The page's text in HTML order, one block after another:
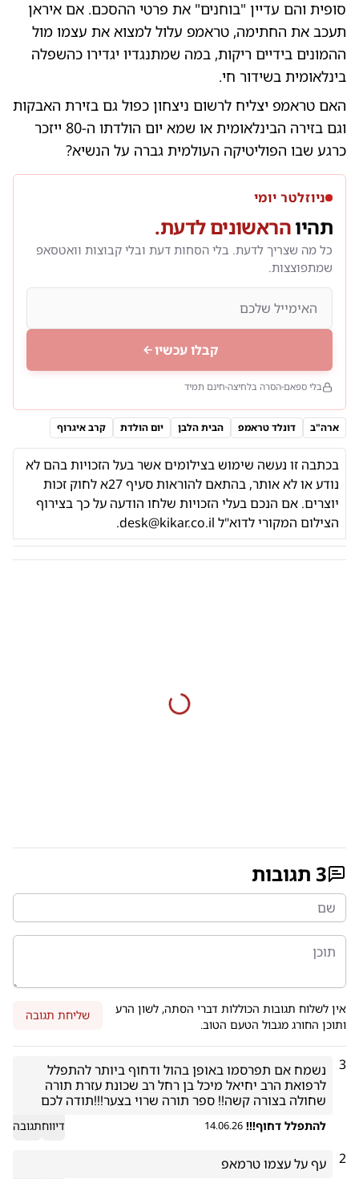
סופית והם עדיין "בוחנים" את פרטי ההסכם. אם איראן
תעכב את החתימה, טראמפ עלול למצוא את עצמו מול
ההמונים בידיים ריקות, במה שמתנגדיו יגדירו כהשפלה
בינלאומית בשידור חי.
האם טראמפ יצליח לרשום ניצחון כפול גם בזירת האבקות
וגם בזירה הבינלאומית או שמא יום הולדתו ה-80 ייזכר
כרגע שבו הפוליטיקה העולמית גברה על הנשיא?
ניוזלטר יומי
תהיוהראשונים לדעת.
כל מה שצריך לדעת. בלי הסחות דעת ובלי קבוצות וואטסאפ
שמתפוצצות.
קבלו עכשיו
בלי ספאם הסרה בלחיצה חינם תמיד
ארה"ב דונלד טראמפ הבית הלבן יום הולדת קרב איגרוף
בכתבה זו נעשה שימוש בצילומים אשר בעל הזכויות בהם לא
נודע או לא אותר, בהתאם להוראות
סעיף 27א לחוק זכות
יוצרים. אם הנכם בעלי הזכויות שלחו הודעה על כך בצירוף
הצילום המקורי לדוא"ל desk@kikar.co.il
.
3 תגובות
אין לשלוח תגובות הכוללות דברי הסתה, לשון הרע
ותוכן החורג מגבול הטעם הטוב.
שליחת תגובה
3
שחולה בצורה קשה!! ספר תורה שרוי בצער!!!תודה לכם
להתפלל דחוף!!! 14.06.26 דיווחתגובה
2 עף על עצמו טרמאפ